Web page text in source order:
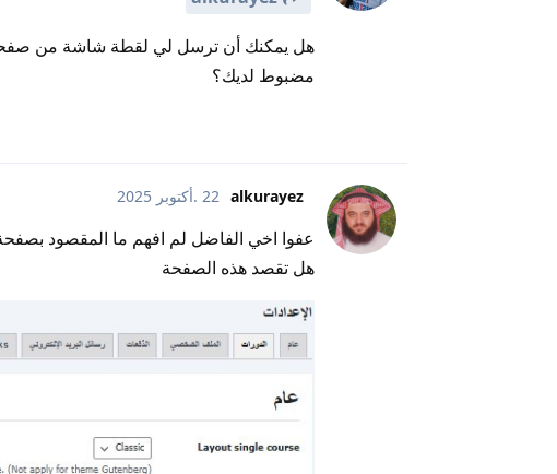
هل يمكنك أن ترسل لي لقطة شاشة من صفحة
مضبوط لديك؟
alkurayez 22 .أكتوبر 2025
عفوا اخي الفاضل لم افهم ما المقصود
هل تقصد هذه الصفحة